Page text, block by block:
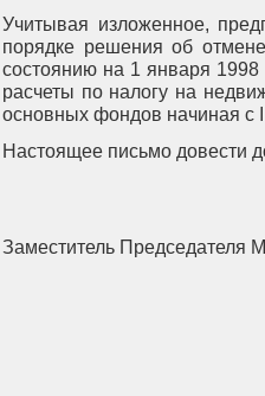
Учитывая изложенное,
порядке решения об
состоянию на 1 января
расчеты по налогу на
основных фондов начиная с
Настоящее письмо довести
Заместитель